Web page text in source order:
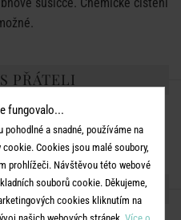
PŘÁTELI
ZE SÉRIE
fungovalo...
pohodlné a snadné, používáme na
Cookies jsou malé soubory,
prohlížeči. Návštěvou této webové
souborů cookie. Děkujeme,
cookies kliknutím na